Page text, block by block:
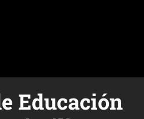
Educación